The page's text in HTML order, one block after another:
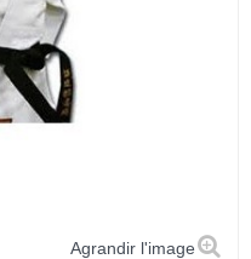
Agrandir l'image